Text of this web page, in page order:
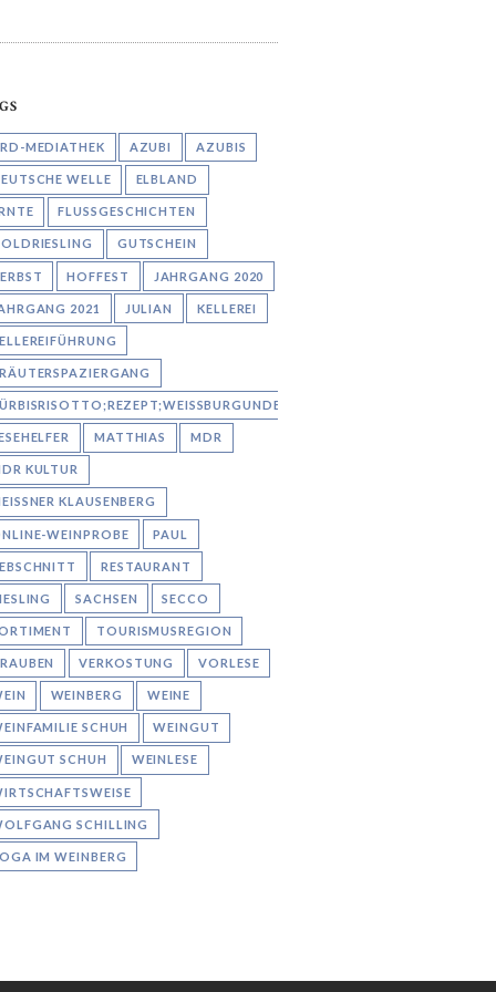
MEDIATHEK AZUBI AZUBIS
WELLE ELBLAND
FLUSSGESCHICHTEN
GUTSCHEIN
HOFFEST JAHRGANG 2020
2021 JULIAN KELLEREI
MATTHIAS MDR
KULTUR
KLAUSENBERG
WEINPROBE PAUL
RESTAURANT
SACHSEN SECCO
TOURISMUSREGION
VERKOSTUNG VORLESE
WEINBERG WEINE
SCHUH WEINGUT
SCHUH WEINLESE
SCHILLING
IM WEINBERG